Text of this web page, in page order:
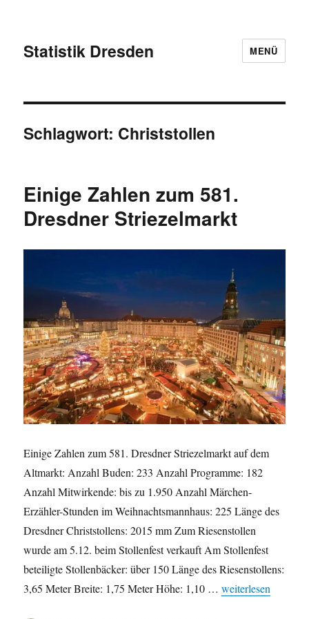
Statistik Dresden MENÜ
Schlagwort: Christstollen
Einige Zahlen zum 581.
Dresdner Striezelmarkt
Einige Zahlen zum 581. Dresdner Striezelmarkt auf dem
Altmarkt: Anzahl Buden: 233 Anzahl Programme: 182
Anzahl Mitwirkende: bis zu 1.950 Anzahl Märchen-
Erzähler-Stunden im Weihnachtsmannhaus: 225 Länge des
Dresdner Christstollens: 2015 mm Zum Riesenstollen
wurde am 5.12. beim Stollenfest verkauft Am Stollenfest
beteiligte Stollenbäcker: über 150 Länge des Riesenstollens:
3,65 Meter Breite: 1,75 Meter Höhe: 1,10 …„Einige Zahlen
weiterlesen